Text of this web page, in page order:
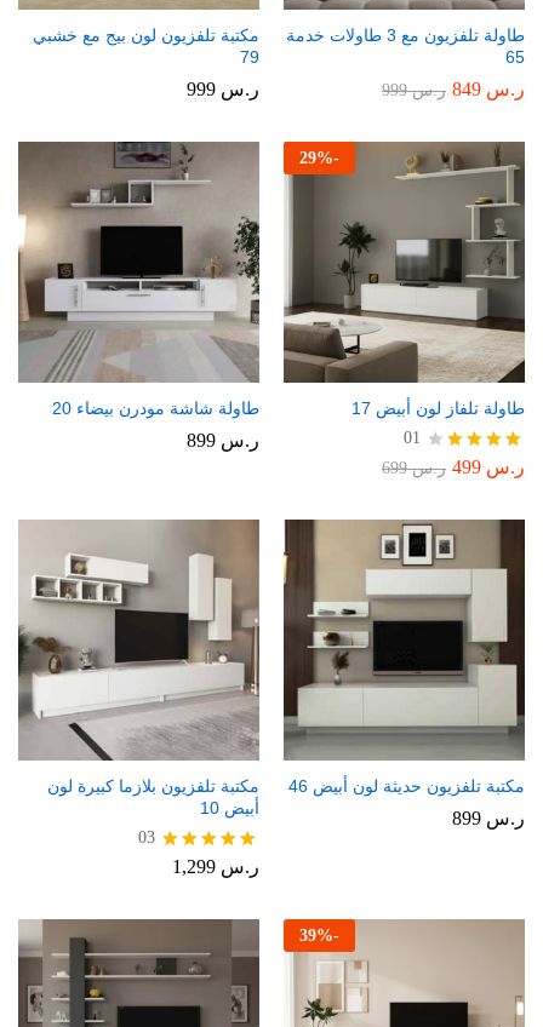
طاولة تلفزيون مع 3 طاولات خدمة
65
ر.س ر.س999
مكتبة تلفزيون لون بيج مع خشبي
79
ر.س
-
29%
طاولة تلفاز لون أبيض 17
تم
من 5
01
ر.س ر.س699
طاولة شاشة مودرن بيضاء 20
ر.س
مكتبة تلفزيون حديثة لون أبيض 46
ر.س
مكتبة تلفزيون بلازما كبيرة لون
أبيض 10
تم التقييم
03
ر.س
-
39%